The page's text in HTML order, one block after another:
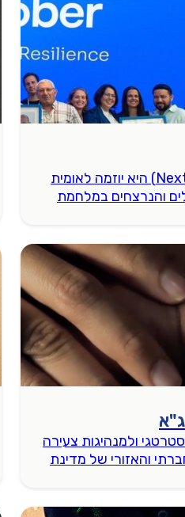
אוקטובר הבא (Next October) היא יוזמה לאומית
והנרצחים במלחמת
ולמנהיגות צעירה
והאזורי של מדינת